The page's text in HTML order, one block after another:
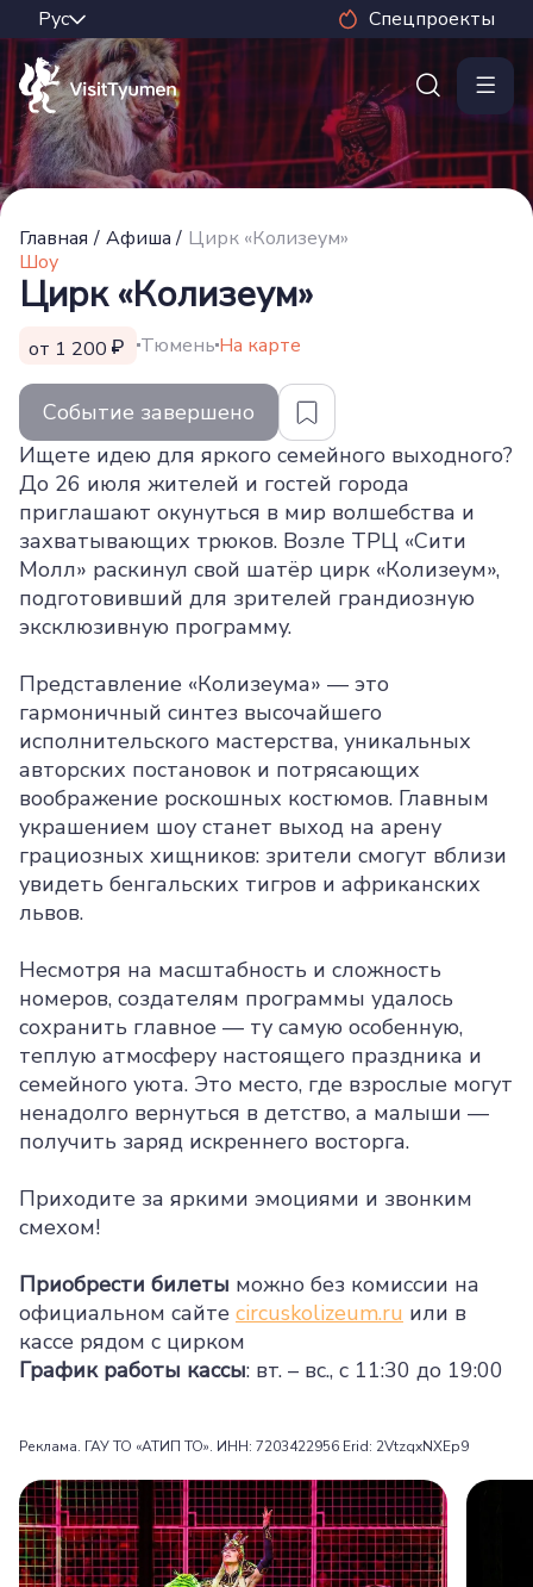
Спецпроекты
Главная / Афиша / Цирк «Колизеум»
Шоу
Цирк «Колизеум»
от 1 200 ТюменьНа карте
Событие завершено
Ищете идею для яркого семейного выходного?
До 26 июля жителей и гостей города
приглашают окунуться в мир волшебства и
захватывающих трюков. Возле ТРЦ «Сити
Молл» раскинул свой шатёр цирк «Колизеум»,
подготовивший для зрителей грандиозную
эксклюзивную программу.
Представление «Колизеума» — это
гармоничный синтез высочайшего
исполнительского мастерства, уникальных
авторских постановок и потрясающих
воображение роскошных костюмов. Главным
украшением шоу станет выход на арену
грациозных хищников: зрители смогут вблизи
увидеть бенгальских тигров и африканских
львов.
Несмотря на масштабность и сложность
номеров, создателям программы удалось
сохранить главное — ту самую особенную,
теплую атмосферу настоящего праздника и
семейного уюта. Это место, где взрослые могут
ненадолго вернуться в детство, а малыши —
получить заряд искреннего восторга.
Приходите за яркими эмоциями и звонким
смехом!
Приобрести билеты можно без комиссии на
официальном сайте circuskolizeum.ru или в
кассе рядом с цирком
График работы кассы: вт. – вс., с 11:30 до 19:00
Реклама. ГАУ ТО «АТИП ТО». ИНН: 7203422956 Erid: 2VtzqxNXEp9